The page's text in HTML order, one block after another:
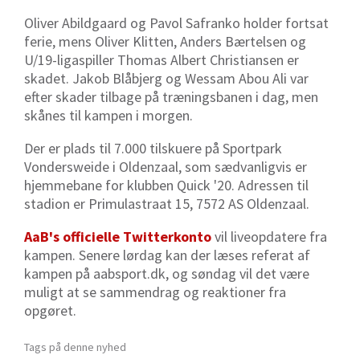
Oliver Abildgaard og Pavol Safranko holder fortsat
ferie, mens Oliver Klitten, Anders Bærtelsen og
U/19-ligaspiller Thomas Albert Christiansen er
skadet. Jakob Blåbjerg og Wessam Abou Ali var
efter skader tilbage på træningsbanen i dag, men
skånes til kampen i morgen.
Der er plads til 7.000 tilskuere på Sportpark
Vondersweide i Oldenzaal, som sædvanligvis er
hjemmebane for klubben Quick '20. Adressen til
stadion er Primulastraat 15, 7572 AS Oldenzaal.
AaB's officielle Twitterkontovil liveopdatere fra
kampen. Senere lørdag kan der læses referat af
kampen på aabsport.dk, og søndag vil det være
muligt at se sammendrag og reaktioner fra
opgøret.
Tags på denne nyhed